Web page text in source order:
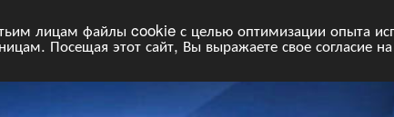
лицам файлы cookie с целью оптимизации опыта
Посещая этот сайт, Вы выражаете свое согласие